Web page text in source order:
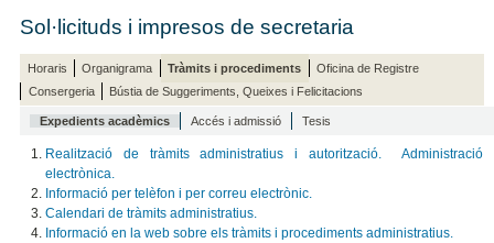
Sol·licituds i impresos de secretaria
Horaris Organigrama Tràmits i procediments
Oficina de Registre
Consergeria
Bústia de Suggeriments, Queixes i Felicitacions
Expedients acadèmics Accés i admissió Tesis
Realització de tràmits administratius i autorització.
Administració
electrònica.
Informació per telèfon i per correu electrònic.
Calendari de tràmits administratius.
Informació en la web sobre els tràmits i procediments administratius.